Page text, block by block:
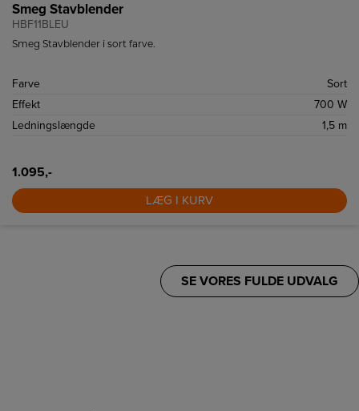
Smeg Stavblender
HBF11BLEU
Smeg Stavblender i sort farve.
Farve
Sort
Effekt
700 W
Ledningslængde
1,5 m
1.095,-
LÆG I KURV
SE VORES FULDE UDVALG